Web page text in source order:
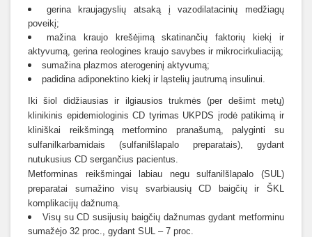
gerina kraujagyslių atsaką į vazodilatacinių medžiagų
poveikį;
mažina kraujo krešėjimą skatinančių faktorių kiekį ir
aktyvumą, gerina reologines kraujo savybes ir mikrocirkuliaciją;
sumažina plazmos aterogeninį aktyvumą;
padidina adiponektino kiekį ir ląstelių jautrumą insulinui.
Iki šiol didžiausias ir ilgiausios trukmės (per dešimt metų)
klinikinis epidemiologinis CD tyrimas UKPDS įrodė patikimą ir
kliniškai reikšmingą metformino pranašumą, palyginti su
sulfanilkarbamidais (sulfanilšlapalo preparatais), gydant
nutukusius CD sergančius pacientus.
Metforminas reikšmingai labiau negu sulfanilšlapalo (SUL)
preparatai sumažino visų svarbiausių CD baigčių ir ŠKL
komplikacijų dažnumą.
Visų su CD susijusių baigčių dažnumas gydant metforminu
sumažėjo 32 proc., gydant SUL – 7 proc.